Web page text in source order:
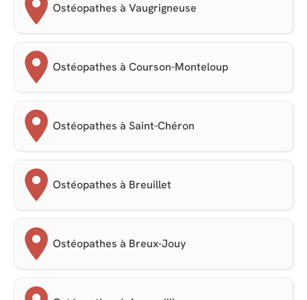
Ostéopathes à Vaugrigneuse
Ostéopathes à Courson-Monteloup
Ostéopathes à Saint-Chéron
Ostéopathes à Breuillet
Ostéopathes à Breux-Jouy